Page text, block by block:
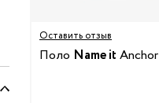
по размеру
см
Оставить отзыв
Поло Name it Anchor